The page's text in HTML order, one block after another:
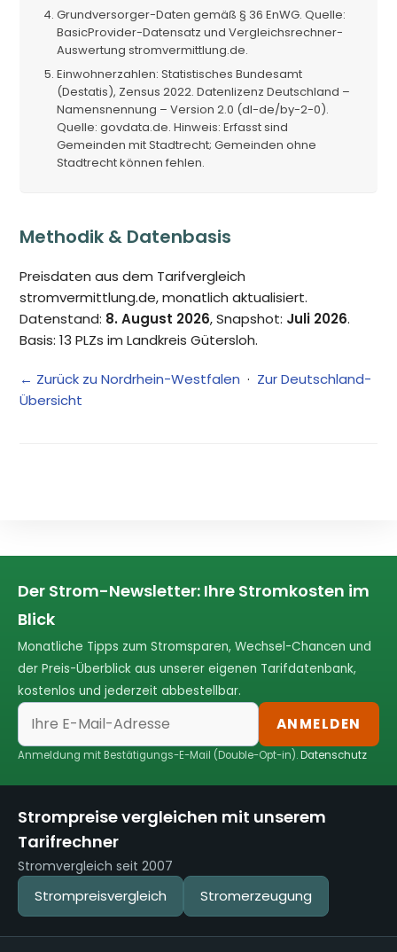
Grundversorger-Daten gemäß § 36 EnWG. Quelle:
BasicProvider-Datensatz und Vergleichsrechner-
Auswertung stromvermittlung.de.
Einwohnerzahlen: Statistisches Bundesamt
(Destatis), Zensus 2022. Datenlizenz Deutschland –
Namensnennung – Version 2.0 (dl-de/by-2-0).
Quelle: govdata.de. Hinweis: Erfasst sind
Gemeinden mit Stadtrecht; Gemeinden ohne
Stadtrecht können fehlen.
Methodik & Datenbasis
Preisdaten aus dem Tarifvergleich
stromvermittlung.de, monatlich aktualisiert.
Datenstand: 8. August 2026, Snapshot: Juli 2026.
Basis: 13 PLZs im Landkreis Gütersloh.
← Zurück zu Nordrhein-Westfalen · Zur Deutschland-
Übersicht
Der Strom-Newsletter: Ihre Stromkosten im
Blick
Monatliche Tipps zum Stromsparen, Wechsel-Chancen und
der Preis-Überblick aus unserer eigenen Tarifdatenbank,
kostenlos und jederzeit abbestellbar.
ANMELDEN
Anmeldung mit Bestätigungs-E-Mail (Double-Opt-in).Datenschutz
Strompreise vergleichen mit unserem
Tarifrechner
Stromvergleich seit 2007
Strompreisvergleich Stromerzeugung